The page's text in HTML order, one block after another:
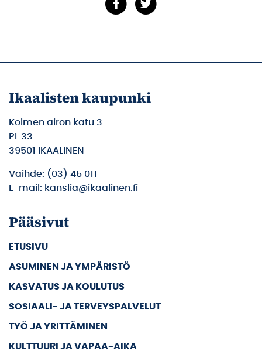
Ikaalisten kaupunki
Kolmen airon katu 3
PL 33
39501 IKAALINEN
Vaihde: (03) 45 011
E-mail: kanslia@ikaalinen.fi
Pääsivut
ETUSIVU
ASUMINEN JA YMPÄRISTÖ
KASVATUS JA KOULUTUS
SOSIAALI- JA TERVEYSPALVELUT
TYÖ JA YRITTÄMINEN
KULTTUURI JA VAPAA-AIKA